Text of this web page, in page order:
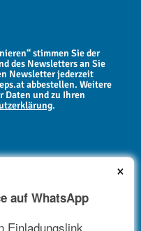
stimmen Sie der
des Newsletters an Sie
Newsletter jederzeit
abbestellen. Weitere
Daten und zu Ihren
.
×
auf WhatsApp
Einladungslink